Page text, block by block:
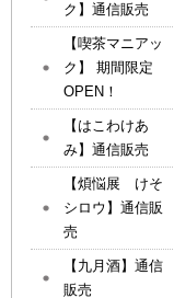
ク】通信販売
【喫茶マニアッ
ク】 期間限定
OPEN！
【はこわけあ
み】通信販売
【煩悩展 けそ
シロウ】通信販
売
【九月酒】通信
販売